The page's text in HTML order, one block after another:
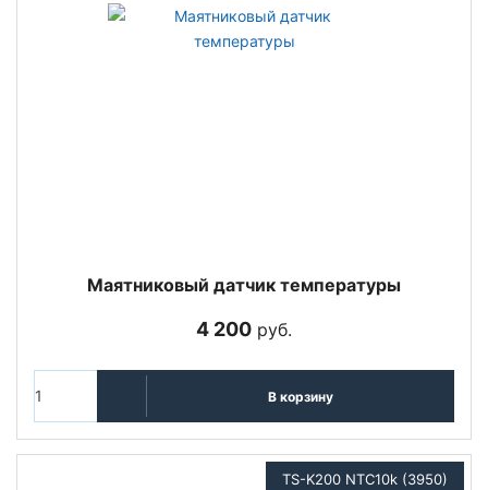
Маятниковый датчик температуры
4 200 руб.
В корзину
TS-K200 NTC10k (3950)